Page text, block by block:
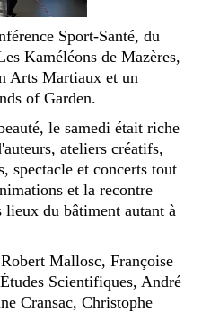
Sport-Santé, du
Kaméléons de Mazères,
Arts Martiaux et un
of Garden.
le samedi était riche
ateliers créatifs,
spectacle et concerts tout
et la recontre
lieux du bâtiment autant à
Mallosc, Françoise
Scientifiques, André
Cransac, Christophe